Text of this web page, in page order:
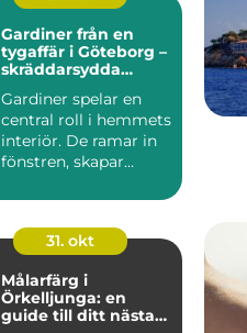
Gardiner från en
tygaffär i Göteborg –
skräddarsydda
hem
Gardiner spelar en
central roll i hemmets
interiör. De ramar in
fönstren, skapar
31. okt
Målarfärg i
Örkelljunga: en
guide till ditt nästa